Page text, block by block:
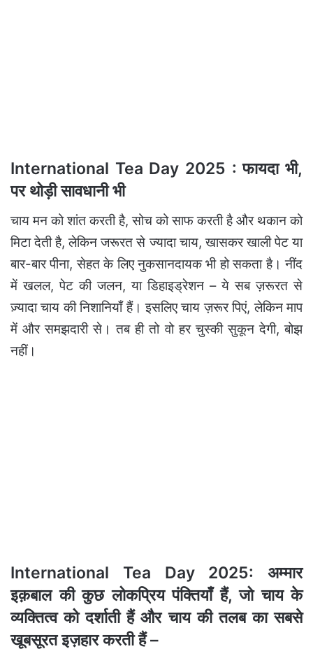
International Tea Day 2025 : फायदा भी,
पर थोड़ी सावधानी भी
चाय मन को शांत करती है, सोच को साफ करती है और थकान को
मिटा देती है, लेकिन जरूरत से ज्यादा चाय, खासकर खाली पेट या
बार-बार पीना, सेहत के लिए नुकसानदायक भी हो सकता है। नींद
में खलल, पेट की जलन, या डिहाइड्रेशन – ये सब ज़रूरत से
ज़्यादा चाय की निशानियाँ हैं। इसलिए चाय ज़रूर पिएं, लेकिन माप
में और समझदारी से। तब ही तो वो हर चुस्की सुकून देगी, बोझ
नहीं।
International Tea Day 2025: अम्मार
इक़बाल की कुछ लोकप्रिय पंक्तियाँ हैं, जो चाय के
व्यक्तित्व को दर्शाती हैं और चाय की तलब का सबसे
खूबसूरत इज़हार करती हैं –